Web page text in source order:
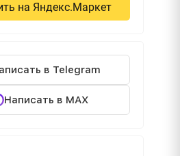
на Яндекс.Маркет
в Telegram
Написать в MAX